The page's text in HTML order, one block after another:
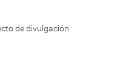
de divulgación.